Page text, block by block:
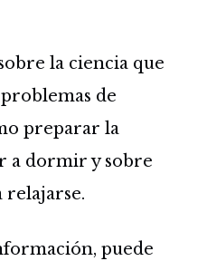
la ciencia que
de
preparar la
a dormir y sobre
relajarse.
puede